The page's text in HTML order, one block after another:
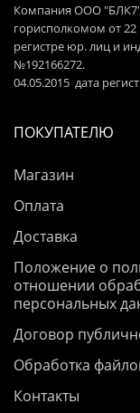
Компания ООО
горисполкомом от 22
регистре юр. лиц и
№192166272.
04.05.2015 дата
ПОКУПАТЕЛЮ
Магазин
Оплата
Доставка
Положение о
отношении
персональных
Договор
Обработка
Контакты